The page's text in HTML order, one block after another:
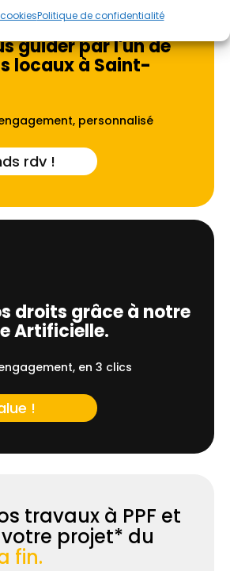
Politique de confidentialité
guider par l'un de
locaux à Saint-
personnalisé
rdv !
droits grâce à notre
Artificielle.
en 3 clics
!
travaux à PPF et
votre projet* du
fin.